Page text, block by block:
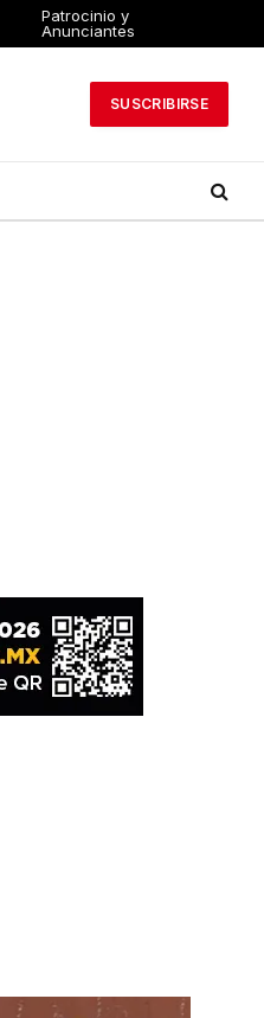
Patrocinio y
Anunciantes
SUSCRIBIRSE